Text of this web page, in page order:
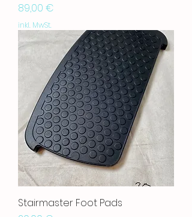
Preis
89,00 €
inkl. MwSt.
Stairmaster Foot Pads